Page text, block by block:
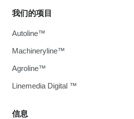
信息
我们的项目
Autoline™
Machineryline™
Agroline™
Linemedia Digital ™